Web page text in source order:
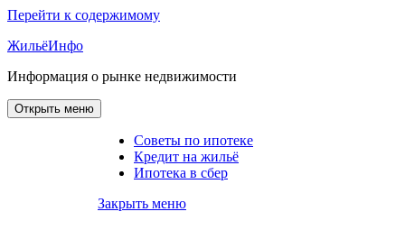
Перейти к содержимому
ЖильёИнфо
Информация о рынке недвижимости
Открыть меню
Советы по ипотеке
Кредит на жильё
Ипотека в сбер
Закрыть меню